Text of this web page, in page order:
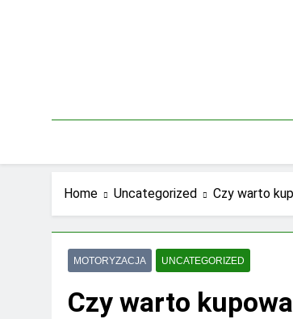
Home Uncategorized Czy warto
MOTORYZACJA UNCATEGORIZED
Czy warto